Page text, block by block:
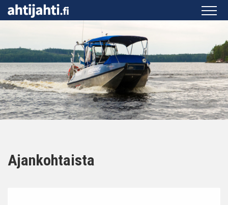
Ajankohtaista